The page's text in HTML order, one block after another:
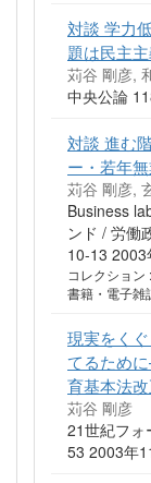
対談 学力
題は民主
苅谷 剛彦,
中央公論
対談 進む
ー・若年
苅谷 剛彦,
Business
ンド / 労働
10-13 2003
コレクショ
書籍・電子雑
現実をく
てるため
育基本法
苅谷 剛彦
21世紀フォ
53 2003年